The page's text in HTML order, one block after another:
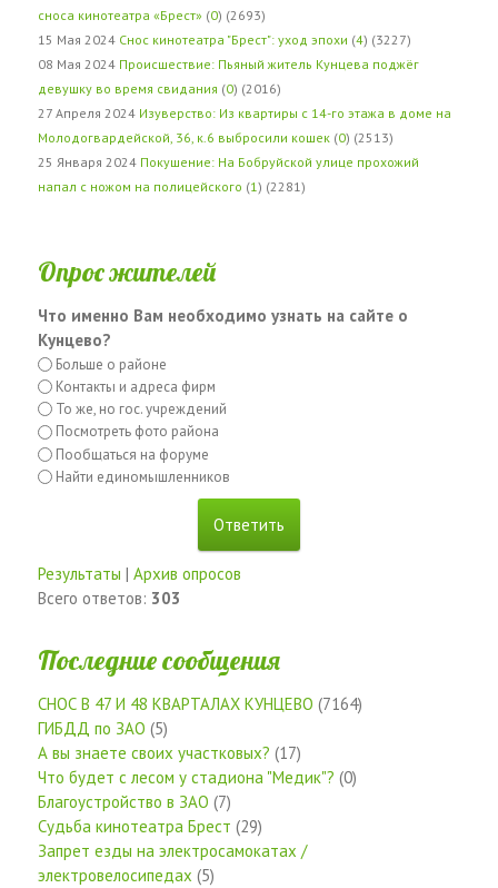
сноса кинотеатра «Брест» (0) (2693)
15 Мая 2024 Снос кинотеатра "Брест": уход эпохи (4) (3227)
08 Мая 2024 Происшествие: Пьяный житель Кунцева поджёг
девушку во время свидания (0) (2016)
27 Апреля 2024 Изуверство: Из квартиры с 14-го этажа в доме на
Молодогвардейской, 36, к.6 выбросили кошек (0) (2513)
25 Января 2024 Покушение: На Бобруйской улице прохожий
напал с ножом на полицейского (1 ) (2281)
Опрос жителей
Что именно Вам необходимо узнать на сайте о
Кунцево?
Больше о районе
Контакты и адреса фирм
То же, но гос. учреждений
Посмотреть фото района
Пообщаться на форуме
Найти единомышленников
Результаты | Архив опросов
Всего ответов: 303
Последние сообщения
СНОС В 47 И 48 КВАРТАЛАХ КУНЦЕВО (7164)
ГИБДД по ЗАО (5)
А вы знаете своих участковых? (17)
Что будет с лесом у стадиона "Медик"? (0)
Благоустройство в ЗАО (7)
Судьба кинотеатра Брест (29)
Запрет езды на электросамокатах /
электровелосипедах (5)